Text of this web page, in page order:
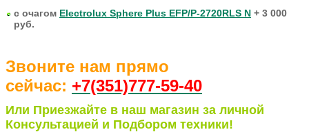
с очагом Electrolux Sphere Plus EFP/P-2720RLS N + 3 000
руб.
Звоните нам прямо
сейчас: +7(351)777-59-40
Или Приезжайте в наш магазин за личной
Консультацией и Подбором техники!